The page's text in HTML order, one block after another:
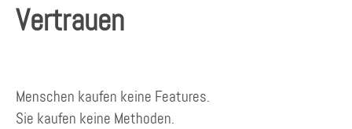
Vertrauen
Menschen kaufen keine Features.
Sie kaufen keine Methoden.